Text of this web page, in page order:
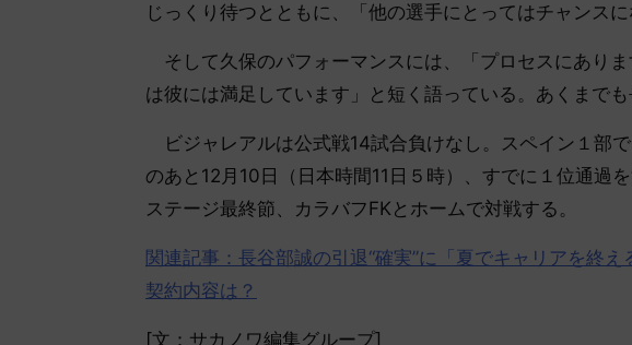
じっくり待つとともに、「他の選手にとってはチャンス
そして久保のパフォーマンスには、「プロセスにあり
は彼には満足しています」と短く語っている。あくまで
ビジャレアルは公式戦14試合負けなし。スペイン１部
のあと12月10日（日本時間11日５時）、すでに１位通過
ステージ最終節、カラバフFKとホームで対戦する。
関連記事：長谷部誠の引退“確実”に「夏でキャリアを終
契約内容は？
[文：サカノワ編集グループ]